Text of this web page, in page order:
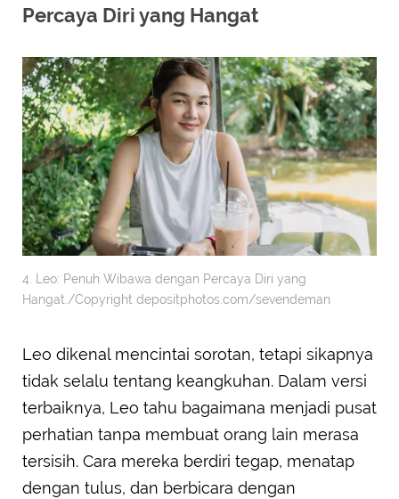
Percaya Diri yang Hangat
4. Leo: Penuh Wibawa dengan Percaya Diri yang
Hangat./Copyright depositphotos.com/sevendeman
Leo dikenal mencintai sorotan, tetapi sikapnya
tidak selalu tentang keangkuhan. Dalam versi
terbaiknya, Leo tahu bagaimana menjadi pusat
perhatian tanpa membuat orang lain merasa
tersisih. Cara mereka berdiri tegap, menatap
dengan tulus, dan berbicara dengan